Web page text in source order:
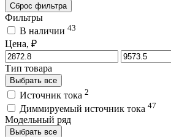
Сброс фильтра
Фильтры
В наличии 43
Цена, ₽
Тип товара
Выбрать все
Источник тока 2
Диммируемый источник тока 47
Модельный ряд
Выбрать все